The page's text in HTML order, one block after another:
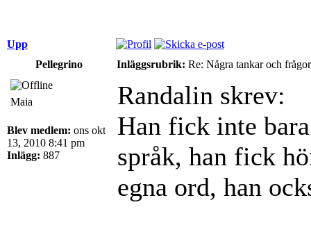
Upp
Pellegrino
Inläggsrubrik: Re: Några tankar och
Maia
Blev medlem: ons okt
13, 2010 8:41 pm
Inlägg: 887
Randalin skrev:
Han fick inte
språk, han fick
egna ord, han